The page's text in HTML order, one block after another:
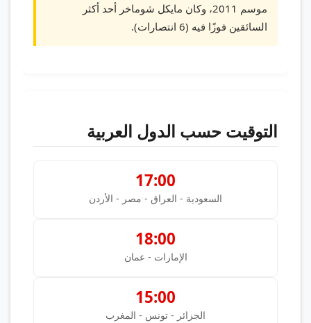
موسم 2011، وكان مايكل شوماخر أحد أكثر
السائقين فوزًا فيه (6 انتصارات).
التوقيت حسب الدول العربية
17:00
السعودية - العراق - مصر - الأردن
18:00
الإمارات - عمان
15:00
الجزائر - تونس - المغرب